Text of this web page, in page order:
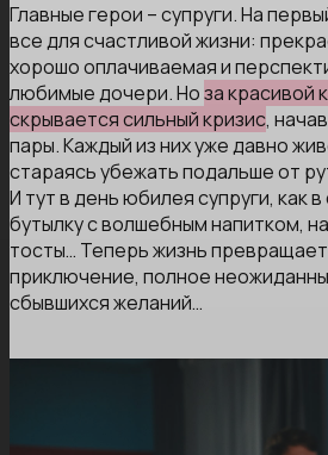
Главные герои – супруги. На
все для счастливой жизни:
хорошо оплачиваемая и
любимые дочери. Ноза красивой
скрывается сильный кризис,
пары. Каждый из них уже давно
стараясь убежать подальше от
И тут в день юбилея супруги, как
бутылку с волшебным напитком,
тосты… Теперь жизнь
приключение, полное
сбывшихся желаний…